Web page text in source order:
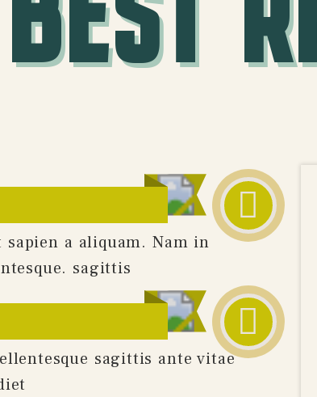
a aliquam. Nam in
sagittis
sagittis ante vitae